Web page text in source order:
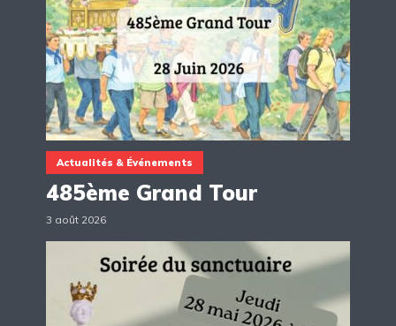
Actualités & Événements
485ème Grand Tour
3 août 2026